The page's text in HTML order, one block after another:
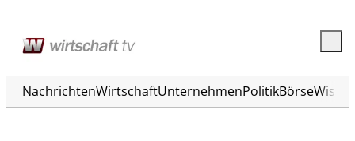
NachrichtenWirtschaftUnternehmenPolitikBörse